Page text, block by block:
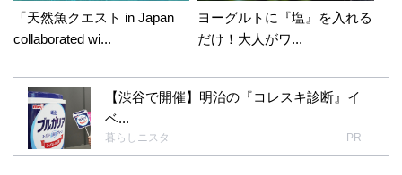
「天然魚クエスト in Japan
collaborated wi...
ヨーグルトに『塩』を入れる
だけ！大人がワ...
【渋谷で開催】明治の『コレスキ診断』イ
ベ...
暮らしニスタ PR